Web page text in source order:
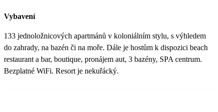
Vybavení
133 jednoložnicových apartmánů v koloniálním stylu, s výhledem
do zahrady, na bazén či na moře. Dále je hostům k dispozici beach
restaurant a bar, boutique, pronájem aut, 3 bazény, SPA centrum.
Bezplatné WiFi. Resort je nekuřácký.